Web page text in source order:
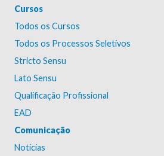
Cursos
Todos os Cursos
Todos os Processos Seletivos
Stricto Sensu
Lato Sensu
Qualificação Profissional
EAD
Comunicação
Notícias